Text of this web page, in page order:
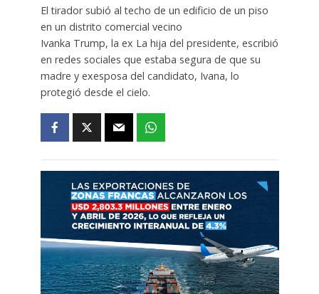
El tirador subió al techo de un edificio de un piso
en un distrito comercial vecino
Ivanka Trump, la ex La hija del presidente, escribió
en redes sociales que estaba segura de que su
madre y exesposa del candidato, Ivana, lo
protegió desde el cielo.